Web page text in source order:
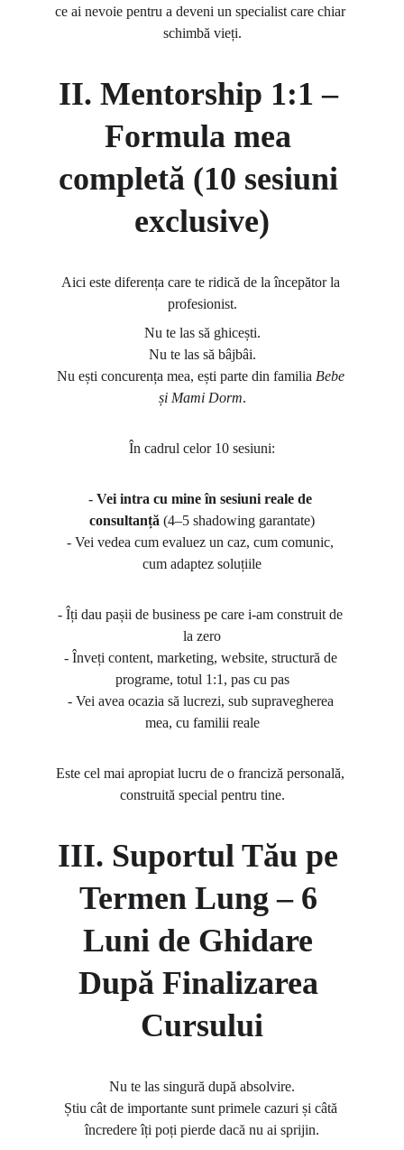
ce ai nevoie pentru a deveni un specialist care chiar
schimbă vieți.
II. Mentorship 1:1 –
Formula mea
completă (10 sesiuni
exclusive)
Aici este diferența care te ridică de la începător la
profesionist.
Nu te las să ghicești.
Nu te las să bâjbâi.
Nu ești concurența mea, ești parte din familia Bebe
și Mami Dorm.
În cadrul celor 10 sesiuni:
- Vei intra cu mine în sesiuni reale de
consultanță (4–5 shadowing garantate)
- Vei vedea cum evaluez un caz, cum comunic,
cum adaptez soluțiile
- Îți dau pașii de business pe care i-am construit de
la zero
- Înveți content, marketing, website, structură de
programe, totul 1:1, pas cu pas
- Vei avea ocazia să lucrezi, sub supravegherea
mea, cu familii reale
Este cel mai apropiat lucru de o franciză personală,
construită special pentru tine.
III. Suportul Tău pe
Termen Lung – 6
Luni de Ghidare
După Finalizarea
Cursului
Nu te las singură după absolvire.
Știu cât de importante sunt primele cazuri și câtă
încredere îți poți pierde dacă nu ai sprijin.